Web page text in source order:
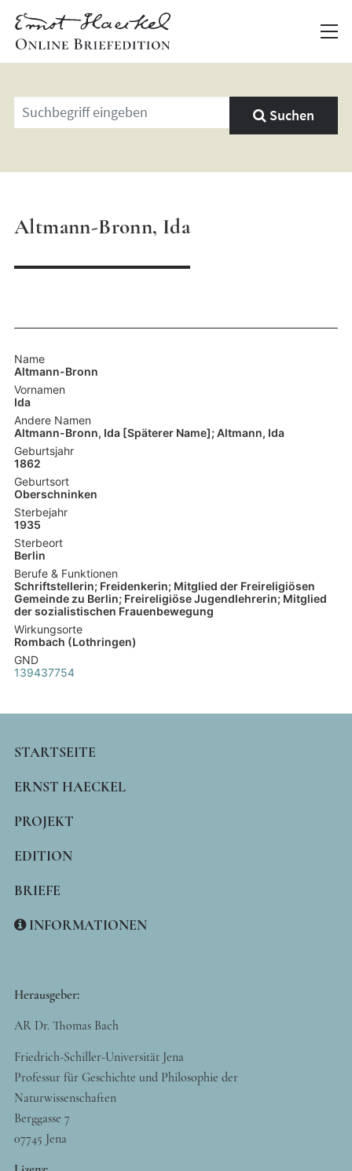
Geben
Sie
Suchbegriff
Suchen
Altmann-Bronn, Ida
Name
Altmann-Bronn
Vornamen
Ida
Andere Namen
Altmann-Bronn, Ida [Späterer Name]; Altmann, Ida
Geburtsjahr
1862
Geburtsort
Oberschninken
Sterbejahr
1935
Sterbeort
Berlin
Berufe & Funktionen
Schriftstellerin; Freidenkerin; Mitglied der Freireligiösen
Gemeinde zu Berlin; Freireligiöse Jugendlehrerin; Mitglied
der sozialistischen Frauenbewegung
Wirkungsorte
Rombach (Lothringen)
GND
139437754
MAIN
NAVIGATION
STARTSEITE
ERNST HAECKEL
PROJEKT
EDITION
BRIEFE
INFORMATIONEN
Herausgeber:
AR Dr. Thomas Bach
Friedrich-Schiller-Universität Jena
Professur für Geschichte und Philosophie der
Naturwissenschaften
Berggasse 7
07745 Jena